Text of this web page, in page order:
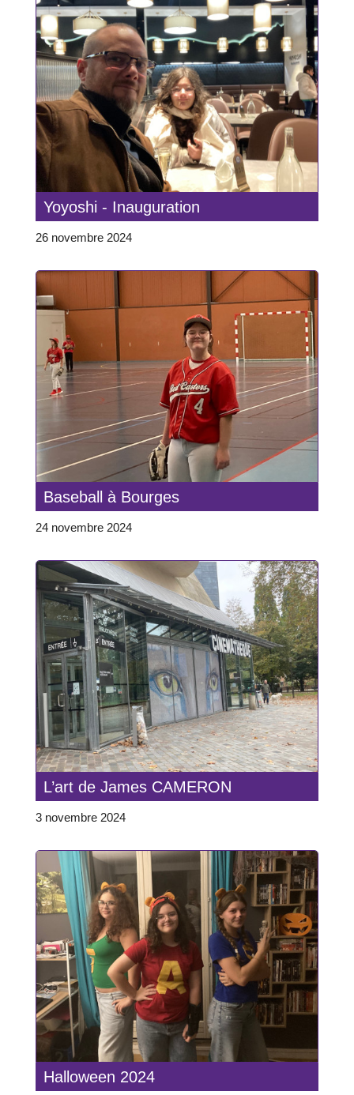
Yoyoshi - Inauguration
26 novembre 2024
Baseball à Bourges
24 novembre 2024
L’art de James CAMERON
3 novembre 2024
Halloween 2024